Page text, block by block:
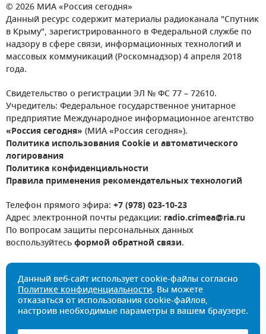
© 2026 МИА «Россия сегодня»
Данный ресурс содержит материалы радиоканала "Спутник
в Крыму", зарегистрированного в Федеральной службе по
надзору в сфере связи, информационных технологий и
массовых коммуникаций (Роскомнадзор) 4 апреля 2018
года.
Свидетельство о регистрации ЭЛ № ФС 77 – 72610.
Учредитель: Федеральное государственное унитарное
предприятие Международное информационное агентство
«Россия сегодня» (МИА «Россия сегодня»).
Политика использования Cookie и автоматического
логирования
Политика конфиденциальности
Правила применения рекомендательных технологий
Телефон прямого эфира: +7 (978) 023-10-23
Адрес электронной почты редакции: radio.crimea@ria.ru
По вопросам защиты персональных данных
воспользуйтесьформой обратной связи.
Данный веб-сайт использует cookie-файлы согласно
Политике конфиденциальности. Вы можете
отказаться от использования cookie-файлов,
настроив необходимые параметры в вашем браузере.